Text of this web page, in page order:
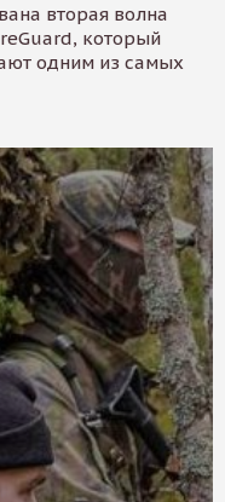
вторая волна
который
одним из самых